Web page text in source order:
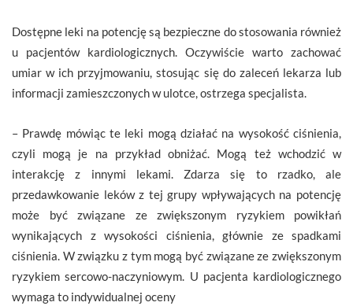
Dostępne leki na potencję są bezpieczne do stosowania również
u pacjentów kardiologicznych. Oczywiście warto zachować
umiar w ich przyjmowaniu, stosując się do zaleceń lekarza lub
informacji zamieszczonych w ulotce, ostrzega specjalista.
– Prawdę mówiąc te leki mogą działać na wysokość ciśnienia,
czyli mogą je na przykład obniżać. Mogą też wchodzić w
interakcję z innymi lekami. Zdarza się to rzadko, ale
przedawkowanie leków z tej grupy wpływających na potencję
może być związane ze zwiększonym ryzykiem powikłań
wynikających z wysokości ciśnienia, głównie ze spadkami
ciśnienia. W związku z tym mogą być związane ze zwiększonym
ryzykiem sercowo-naczyniowym. U pacjenta kardiologicznego
wymaga to indywidualnej oceny